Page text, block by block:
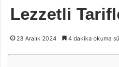
Lezzetli
23 Aralık 2024 4 dakika okuma